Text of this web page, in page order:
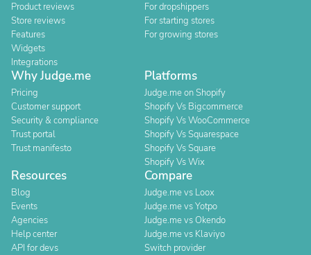
Product reviews
Store reviews
Features
Widgets
Integrations
For dropshippers
For starting stores
For growing stores
Why Judge.me
Pricing
Customer support
Security & compliance
Trust portal
Trust manifesto
Platforms
Judge.me on Shopify
Shopify Vs Bigcommerce
Shopify Vs WooCommerce
Shopify Vs Squarespace
Shopify Vs Square
Shopify Vs Wix
Resources
Blog
Events
Agencies
Help center
API for devs
Compare
Judge.me vs Loox
Judge.me vs Yotpo
Judge.me vs Okendo
Judge.me vs Klaviyo
Switch provider